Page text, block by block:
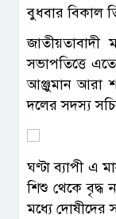
বুধবার বিকাল
সভাপতিত্তে
আঞ্জুমান আরা
দলের সদস্য
ঘণ্টা ব্যাপী এ
শিশু থেকে বৃদ্ধ
মধ্যে দোষীদের